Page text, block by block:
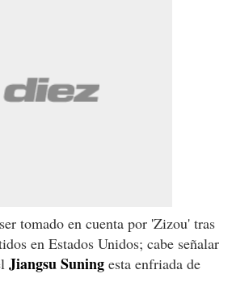
tomado en cuenta por 'Zizou' tras
en Estados Unidos; cabe señalar
Jiangsu Suning esta enfriada de